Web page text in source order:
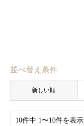
並べ替え条件
新しい順
10件中 1〜10件を表示